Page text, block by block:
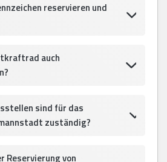
reservieren und
auch
sind für das
zuständig?
Reservierung von